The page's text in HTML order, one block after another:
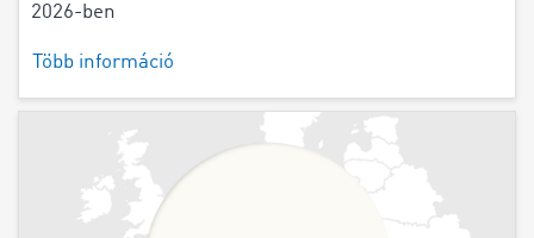
2026-ben
Több információ